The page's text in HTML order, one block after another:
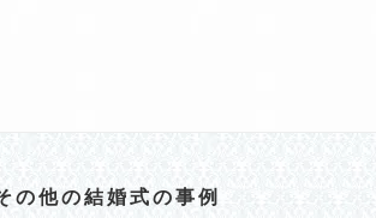
の他の結婚式の事例